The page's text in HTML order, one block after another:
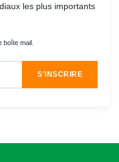
les plus importants
boîte mail.
S'INSCRIRE